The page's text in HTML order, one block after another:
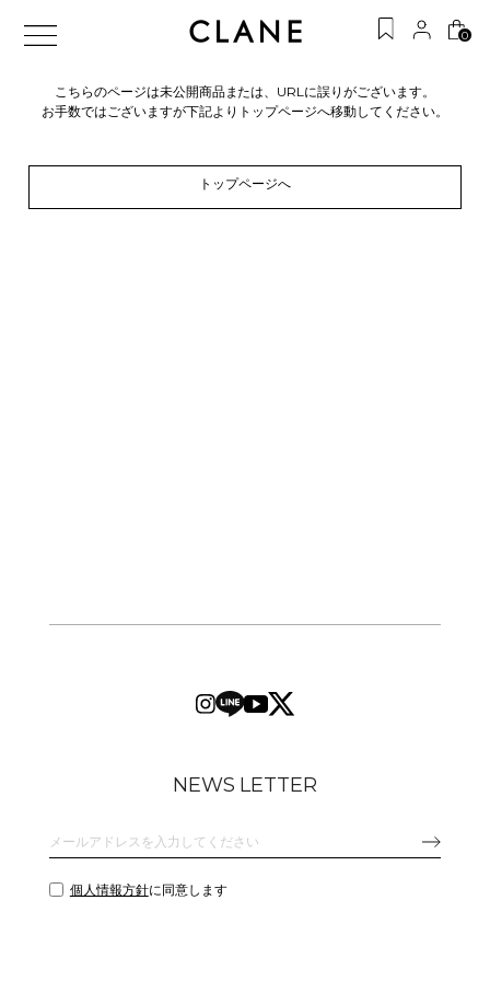
0
こちらのページは未公開商品または、URLに誤りがございます。
お手数ではございますが下記よりトップページへ移動してください。
トップページへ
NEWS LETTER
個人情報方針に同意します